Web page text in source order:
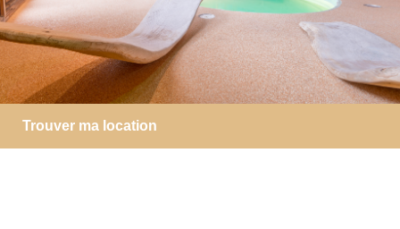
Trouver ma location